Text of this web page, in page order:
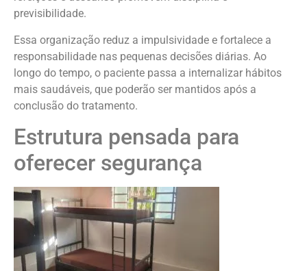
previsibilidade.
Essa organização reduz a impulsividade e fortalece a
responsabilidade nas pequenas decisões diárias. Ao
longo do tempo, o paciente passa a internalizar hábitos
mais saudáveis, que poderão ser mantidos após a
conclusão do tratamento.
Estrutura pensada para
oferecer segurança